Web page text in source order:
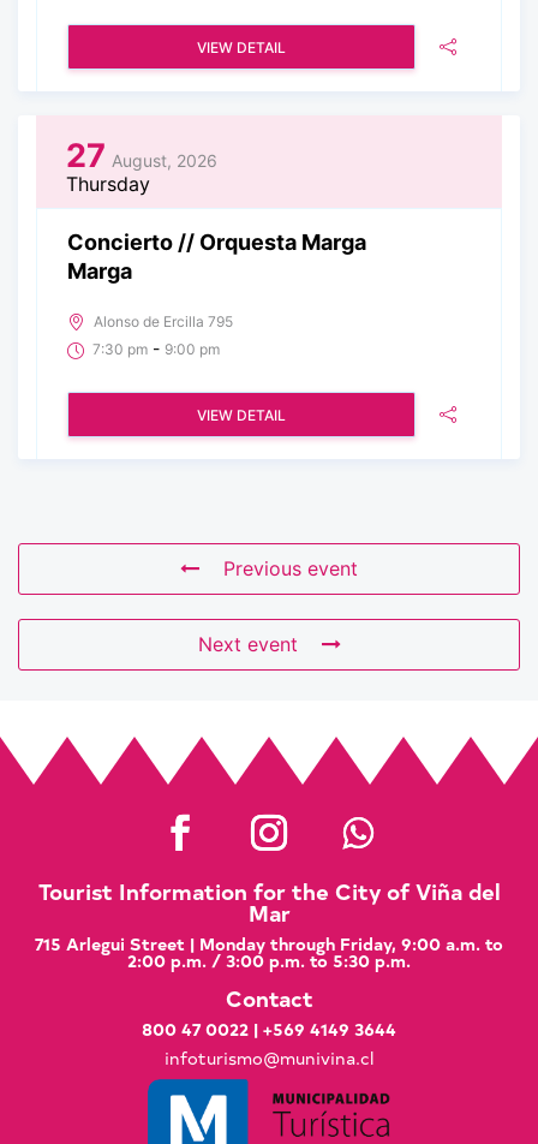
VIEW DETAIL
27 August, 2026
Thursday
Concierto // Orquesta Marga
Marga
Alonso de Ercilla 795
7:30 pm - 9:00 pm
VIEW DETAIL
Previous event
Next event
Tourist Information for the City of Viña del
Mar
715 Arlegui Street | Monday through Friday, 9:00 a.m. to
2:00 p.m. / 3:00 p.m. to 5:30 p.m.
Contact
800 47 0022 | +569 4149 3644
infoturismo@munivina.cl